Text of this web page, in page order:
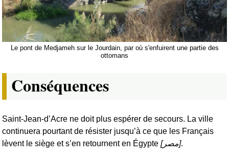
Le pont de Medjameh sur le Jourdain, par où s'enfuirent une partie des
ottomans
Conséquences
Saint-Jean-d’Acre ne doit plus espérer de secours. La ville
continuera pourtant de résister jusqu’à ce que les Français
lèvent le siège et s’en retournent en Égypte [مصر].